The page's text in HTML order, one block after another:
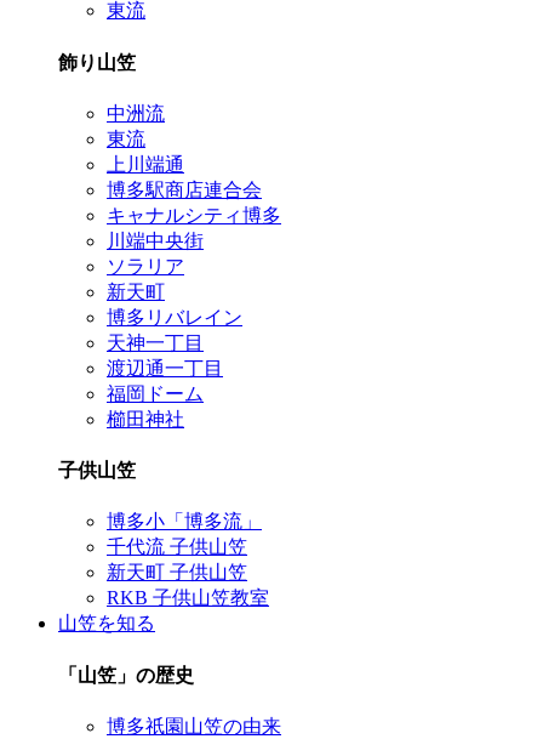
東流
飾り山笠
中洲流
東流
上川端通
博多駅商店連合会
キャナルシティ博多
川端中央街
ソラリア
新天町
博多リバレイン
天神一丁目
渡辺通一丁目
福岡ドーム
櫛田神社
子供山笠
博多小「博多流」
千代流 子供山笠
新天町 子供山笠
RKB 子供山笠教室
山笠を知る
「山笠」の歴史
博多祇園山笠の由来